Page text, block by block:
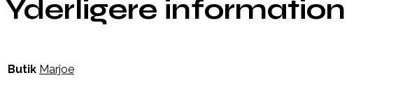
Yderligere information
Butik Marjoe